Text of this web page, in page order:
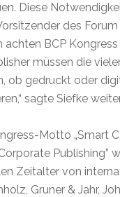
Diese
des
achten BCP
müssen die
ob gedruckt oder
sagte Siefke
Motto „Smart
Publishing”
Zeitalter von
Gruner & Jahr,